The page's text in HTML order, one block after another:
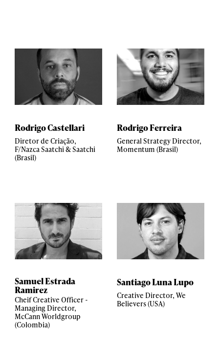
Rodrigo Castellari
Diretor de Criação,
F/Nazca Saatchi & Saatchi
(Brasil)
Rodrigo Ferreira
General Strategy Director,
Momentum (Brasil)
Samuel Estrada
Ramirez
Cheif Creative Officer -
Managing Director,
McCann Worldgroup
(Colombia)
Santiago Luna Lupo
Creative Director, We
Believers (USA)